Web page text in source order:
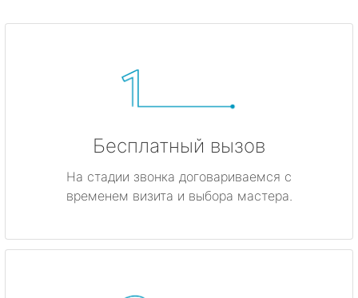
Бесплатный вызов
На стадии звонка договариваемся с
временем визита и выбора мастера.